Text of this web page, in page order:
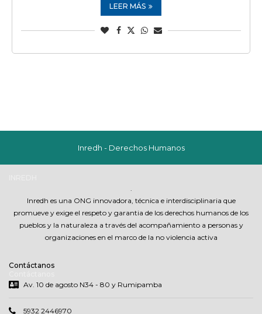
LEER MÁS
Inredh - Derechos Humanos
.
Inredh es una ONG innovadora, técnica e interdisciplinaria que
promueve y exige el respeto y garantia de los derechos humanos de los
pueblos y la naturaleza a través del acompañamiento a personas y
organizaciones en el marco de la no violencia activa
Contáctanos
Av. 10 de agosto N34 - 80 y Rumipamba
5932 2446970